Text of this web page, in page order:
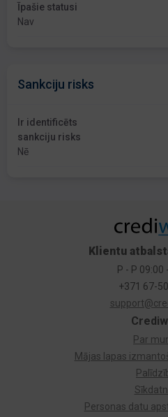
Īpašie statusi
Nav
Sankciju risks
Ir identificēts
sankciju risks
Nē
Par
Mājas lapas
Personas datu
Klientu
P - P 09:00
+371 67-